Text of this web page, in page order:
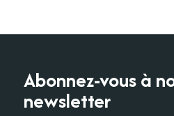
Abonnez-vous à
newsletter